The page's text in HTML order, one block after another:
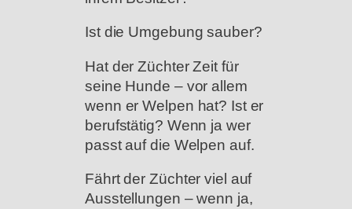
Ist die Umgebung sauber?
Hat der Züchter Zeit für
seine Hunde – vor allem
wenn er Welpen hat? Ist er
berufstätig? Wenn ja wer
passt auf die Welpen auf.
Fährt der Züchter viel auf
Ausstellungen – wenn ja,